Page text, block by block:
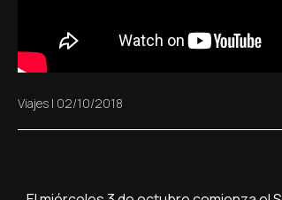
Viajes | 02/10/2018